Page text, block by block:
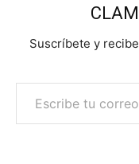
Suscríbete y
Escribe tu correo electrónico…